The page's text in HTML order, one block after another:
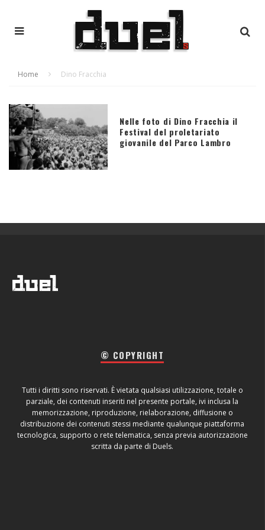
Home Dino Fracchia
Nelle foto di Dino Fracchia il
Festival del proletariato
giovanile del Parco Lambro
© COPYRIGHT
Tutti i diritti sono riservati. È vietata qualsiasi utilizzazione, totale o
parziale, dei contenuti inseriti nel presente portale, ivi inclusa la
memorizzazione, riproduzione, rielaborazione, diffusione o
distribuzione dei contenuti stessi mediante qualunque piattaforma
tecnologica, supporto o rete telematica, senza previa autorizzazione
scritta da parte di Duels.